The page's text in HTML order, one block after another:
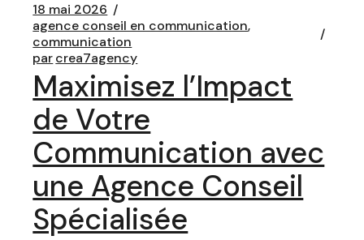
18 mai 2026
agence conseil en communication
communication
parcrea7agency
Maximisez l’Impact
de Votre
Communication avec
une Agence Conseil
Spécialisée